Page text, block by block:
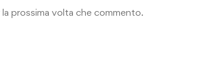
prossima volta che commento.